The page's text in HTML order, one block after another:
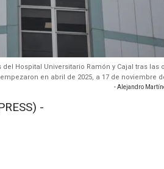
Hospital Universitario Ramón y Cajal tras
empezaron en abril de 2025, a 17 de noviembre
- Alejandro
-